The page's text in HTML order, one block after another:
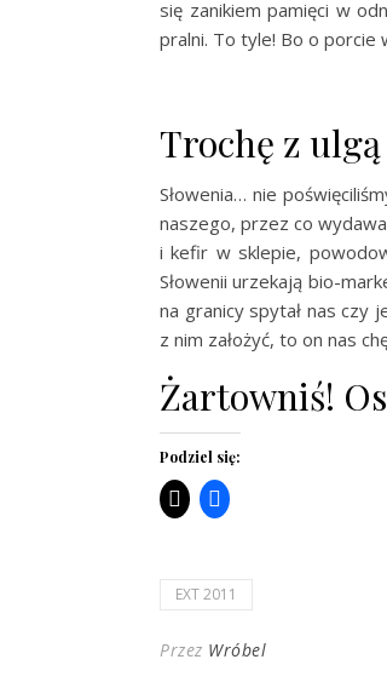
się zanikiem pamięci w
pralni. To tyle! Bo o porcie
Trochę z
Słowenia… nie
naszego, przez co
i kefir w sklepie,
Słowenii urzekają bio-
na granicy spytał nas czy
z nim założyć, to on nas
Żartowniś!
Podziel się:
EXT 2011
Przez Wróbel